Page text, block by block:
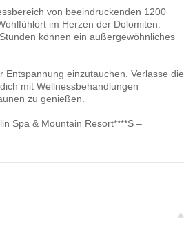
von beeindruckenden 1200
im Herzen der Dolomiten.
können ein außergewöhnliches
Entspannung einzutauchen. Verlasse die
mit Wellnessbehandlungen
zu genießen.
Spa & Mountain Resort****S –